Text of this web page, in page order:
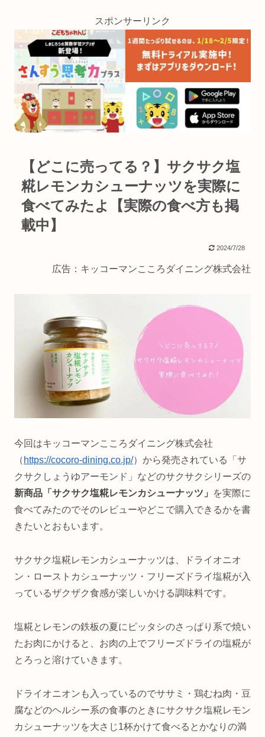
スポンサーリンク
【どこに売ってる？】サクサク塩
糀レモンカシューナッツを実際に
食べてみたよ【実際の食べ方も掲
載中】
2024/7/28
広告：キッコーマンこころダイニング株式会社
今回はキッコーマンこころダイニング株式会社
（ https://cocoro-dining.co.jp/）から発売されている「サ
クサクしょうゆアーモンド」などのサクサクシリーズの
新商品「サクサク塩糀レモンカシューナッツ」
を実際に
食べてみたのでそのレビューやどこで購入できるかを書
きたいとおもいます。
サクサク塩糀レモンカシューナッツは、ドライオニオ
ン・ローストカシューナッツ・フリーズドライ塩糀が入
っているザクザク食感が楽しいかける調味料です。
塩糀とレモンの鉄板の夏にピッタシのさっぱり系で焼い
たお肉にかけると、お肉の上でフリーズドライの塩糀が
とろっと溶けていきます。
ドライオニオンも入っているのでササミ・鶏むね肉・豆
腐などのヘルシー系の食事のときにサクサク塩糀レモン
カシューナッツを大さじ1杯かけて食べるとかなりの満